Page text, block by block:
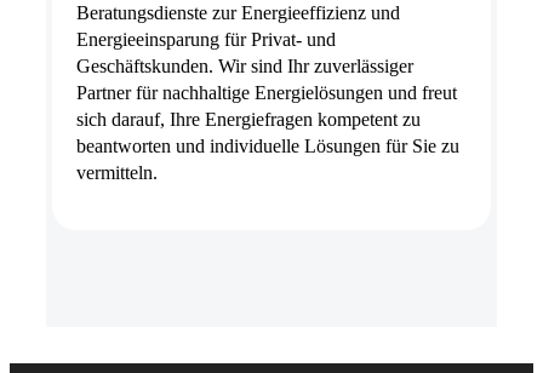
Beratungsdienste zur Energieeffizienz und
Energieeinsparung für Privat- und
Geschäftskunden. Wir sind Ihr zuverlässiger
Partner für nachhaltige Energielösungen und freut
sich darauf, Ihre Energiefragen kompetent zu
beantworten und individuelle Lösungen für Sie zu
vermitteln.